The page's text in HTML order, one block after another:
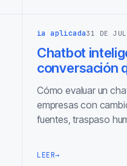
ia aplicada31 DE
Chatbot
conversación
Cómo evaluar un
empresas con
fuentes, traspaso
LEER→